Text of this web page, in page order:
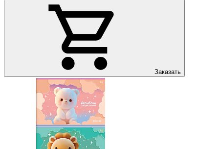
Заказать